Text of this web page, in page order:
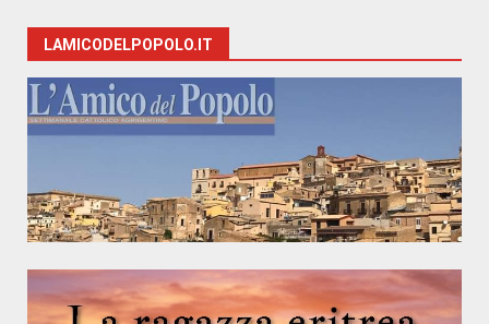
LAMICODELPOPOLO.IT